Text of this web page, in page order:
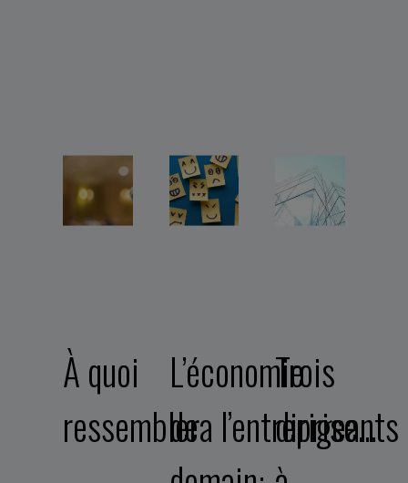
À quoi
ressemblera l’entreprise…
L’économie
de
Trois
dirigeants